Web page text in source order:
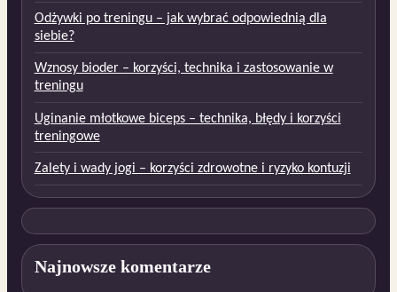
Odżywki po treningu – jak wybrać odpowiednią dla
siebie?
Wznosy bioder – korzyści, technika i zastosowanie w
treningu
Uginanie młotkowe biceps – technika, błędy i korzyści
treningowe
Zalety i wady jogi – korzyści zdrowotne i ryzyko kontuzji
Najnowsze komentarze